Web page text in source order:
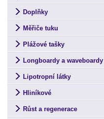
Doplňky
Měřiče tuku
Plážové tašky
Longboardy a waveboardy
Lipotropní látky
Hliníkové
Růst a regenerace